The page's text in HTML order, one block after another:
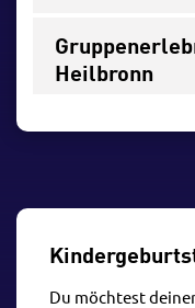
Heilbronn
Du möchtest